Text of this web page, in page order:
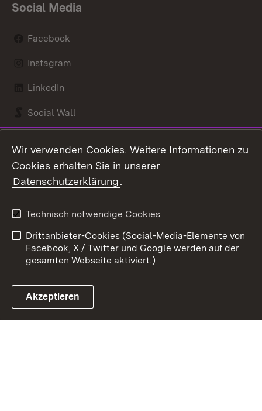
Social Media
Facebook
Instagram
LinkedIn
Social Wall
Link zum Landesportal
Kontakt
Barrierefreiheit
Impressum
Cookies
Wir verwenden Cookies. Weitere Informationen zu
Cookies erhalten Sie in unserer
Datenschutzerklärung.
Technisch notwendige Cookies
Drittanbieter-Cookies (Social-Media-Elemente von
Facebook, X / Twitter und Google werden auf der
gesamten Webseite aktiviert.)
Akzeptieren